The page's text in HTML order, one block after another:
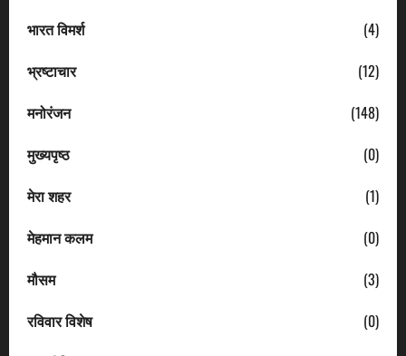
भारत विमर्श
(4)
भ्रष्टाचार
(12)
मनोरंजन
(148)
मुख्यपृष्ठ
(0)
मेरा शहर
(1)
मेहमान कलम
(0)
मौसम
(3)
रविवार विशेष
(0)